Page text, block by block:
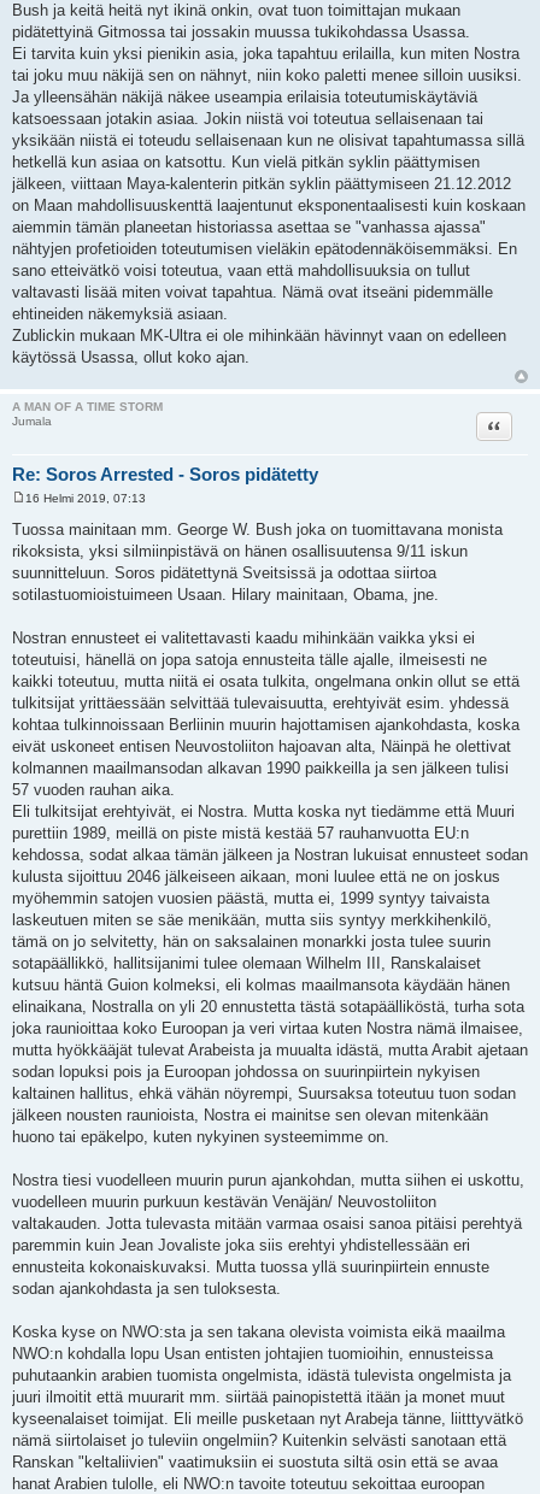
Bush ja keitä heitä nyt ikinä onkin, ovat tuon toimittajan mukaan
pidätettyinä Gitmossa tai jossakin muussa tukikohdassa Usassa.
Ei tarvita kuin yksi pienikin asia, joka tapahtuu erilailla, kun miten Nostra
tai joku muu näkijä sen on nähnyt, niin koko paletti menee silloin uusiksi.
Ja ylleensähän näkijä näkee useampia erilaisia toteutumiskäytäviä
katsoessaan jotakin asiaa. Jokin niistä voi toteutua sellaisenaan tai
yksikään niistä ei toteudu sellaisenaan kun ne olisivat tapahtumassa sillä
hetkellä kun asiaa on katsottu. Kun vielä pitkän syklin päättymisen
jälkeen, viittaan Maya-kalenterin pitkän syklin päättymiseen 21.12.2012
on Maan mahdollisuuskenttä laajentunut eksponentaalisesti kuin koskaan
aiemmin tämän planeetan historiassa asettaa se "vanhassa ajassa"
nähtyjen profetioiden toteutumisen vieläkin epätodennäköisemmäksi. En
sano etteivätkö voisi toteutua, vaan että mahdollisuuksia on tullut
valtavasti lisää miten voivat tapahtua. Nämä ovat itseäni pidemmälle
ehtineiden näkemyksiä asiaan.
Zublickin mukaan MK-Ultra ei ole mihinkään hävinnyt vaan on edelleen
käytössä Usassa, ollut koko ajan.
A MAN OF A TIME STORM
Jumala
Re: Soros Arrested - Soros pidätetty
Lainaa
e
s
i
16 Helmi 2019, 07:13
Tuossa mainitaan mm. George W. Bush joka on tuomittavana monista
rikoksista, yksi silmiinpistävä on hänen osallisuutensa 9/11 iskun
suunnitteluun. Soros pidätettynä Sveitsissä ja odottaa siirtoa
sotilastuomioistuimeen Usaan. Hilary mainitaan, Obama, jne.
Nostran ennusteet ei valitettavasti kaadu mihinkään vaikka yksi ei
toteutuisi, hänellä on jopa satoja ennusteita tälle ajalle, ilmeisesti ne
kaikki toteutuu, mutta niitä ei osata tulkita, ongelmana onkin ollut se että
tulkitsijat yrittäessään selvittää tulevaisuutta, erehtyivät esim. yhdessä
kohtaa tulkinnoissaan Berliinin muurin hajottamisen ajankohdasta, koska
eivät uskoneet entisen Neuvostoliiton hajoavan alta, Näinpä he olettivat
kolmannen maailmansodan alkavan 1990 paikkeilla ja sen jälkeen tulisi
57 vuoden rauhan aika.
Eli tulkitsijat erehtyivät, ei Nostra. Mutta koska nyt tiedämme että Muuri
purettiin 1989, meillä on piste mistä kestää 57 rauhanvuotta EU:n
kehdossa, sodat alkaa tämän jälkeen ja Nostran lukuisat ennusteet sodan
kulusta sijoittuu 2046 jälkeiseen aikaan, moni luulee että ne on joskus
myöhemmin satojen vuosien päästä, mutta ei, 1999 syntyy taivaista
laskeutuen miten se säe menikään, mutta siis syntyy merkkihenkilö,
tämä on jo selvitetty, hän on saksalainen monarkki josta tulee suurin
sotapäällikkö, hallitsijanimi tulee olemaan Wilhelm III, Ranskalaiset
kutsuu häntä Guion kolmeksi, eli kolmas maailmansota käydään hänen
elinaikana, Nostralla on yli 20 ennustetta tästä sotapäälliköstä, turha sota
joka raunioittaa koko Euroopan ja veri virtaa kuten Nostra nämä ilmaisee,
mutta hyökkääjät tulevat Arabeista ja muualta idästä, mutta Arabit ajetaan
sodan lopuksi pois ja Euroopan johdossa on suurinpiirtein nykyisen
kaltainen hallitus, ehkä vähän nöyrempi, Suursaksa toteutuu tuon sodan
jälkeen nousten raunioista, Nostra ei mainitse sen olevan mitenkään
huono tai epäkelpo, kuten nykyinen systeemimme on.
Nostra tiesi vuodelleen muurin purun ajankohdan, mutta siihen ei uskottu,
vuodelleen muurin purkuun kestävän Venäjän/ Neuvostoliiton
valtakauden. Jotta tulevasta mitään varmaa osaisi sanoa pitäisi perehtyä
paremmin kuin Jean Jovaliste joka siis erehtyi yhdistellessään eri
ennusteita kokonaiskuvaksi. Mutta tuossa yllä suurinpiirtein ennuste
sodan ajankohdasta ja sen tuloksesta.
Koska kyse on NWO:sta ja sen takana olevista voimista eikä maailma
NWO:n kohdalla lopu Usan entisten johtajien tuomioihin, ennusteissa
puhutaankin arabien tuomista ongelmista, idästä tulevista ongelmista ja
juuri ilmoitit että muurarit mm. siirtää painopistettä itään ja monet muut
kyseenalaiset toimijat. Eli meille pusketaan nyt Arabeja tänne, liitttyvätkö
nämä siirtolaiset jo tuleviin ongelmiin? Kuitenkin selvästi sanotaan että
Ranskan "keltaliivien" vaatimuksiin ei suostuta siltä osin että se avaa
hanat Arabien tulolle, eli NWO:n tavoite toteutuu sekoittaa euroopan